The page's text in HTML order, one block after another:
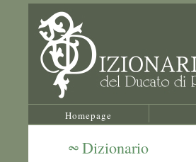
Homepage
Dizionario